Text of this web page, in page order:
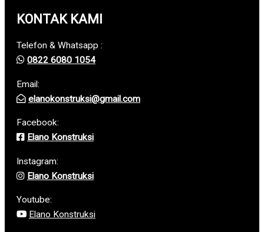
KONTAK KAMI
Telefon & Whatsapp :
0822 6080 1054
Email:
elanokonstruksi@gmail.com
Facebook:
Elano Konstruksi
Instagram:
Elano Konstruksi
Youtube:
Elano Konstruksi